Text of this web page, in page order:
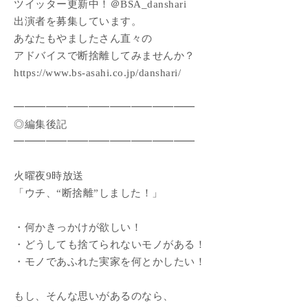
ツイッター更新中！＠BSA_danshari
出演者を募集しています。
あなたもやましたさん直々の
アドバイスで断捨離してみませんか？
https://www.bs-asahi.co.jp/danshari/
━━━━━━━━━━━━━━━━━
◎編集後記
━━━━━━━━━━━━━━━━━
火曜夜9時放送
「ウチ、“断捨離”しました！」
・何かきっかけが欲しい！
・どうしても捨てられないモノがある！
・モノであふれた実家を何とかしたい！
もし、そんな思いがあるのなら、